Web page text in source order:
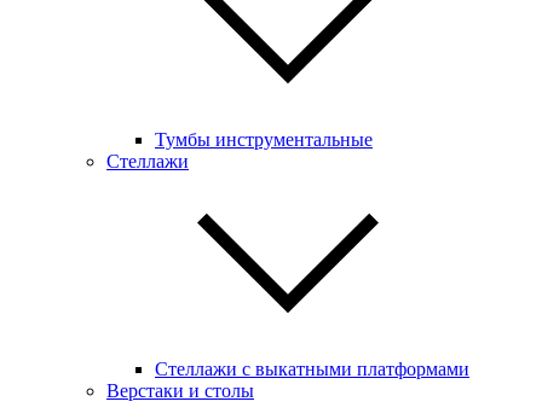
Тумбы инструментальные
Стеллажи
Стеллажи с выкатными платформами
Верстаки и столы